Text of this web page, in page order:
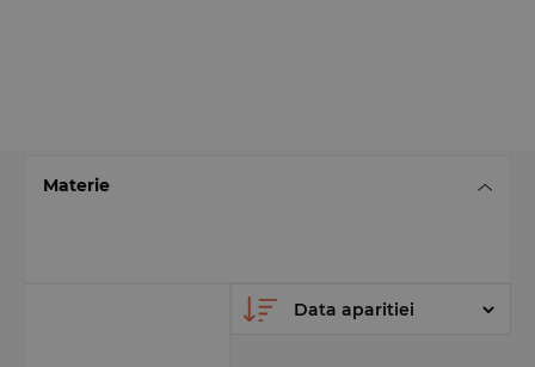
Materie